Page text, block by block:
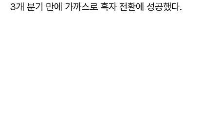
3개 분기 만에 가까스로 흑자 전환에 성공했다.